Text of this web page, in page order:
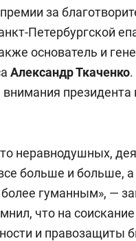
за
Петербургской
основатель и
Александр Ткаченко
внимания
неравнодушных,
больше и больше,
гуманным», —
что на
и